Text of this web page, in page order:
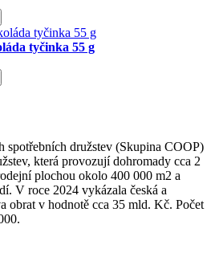
tyčinka 55 g
spotřebních družstev (Skupina COOP)
která provozují dohromady cca 2
plochou okolo 400 000 m2 a
V roce 2024 vykázala česká a
obrat v hodnotě cca 35 mld. Kč. Počet